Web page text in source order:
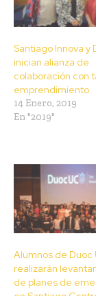
Santiago Innova y
inician alianza de
colaboración con
emprendimiento
14 Enero, 2019
En "2019"
Alumnos de Duoc
realizarán
de planes de